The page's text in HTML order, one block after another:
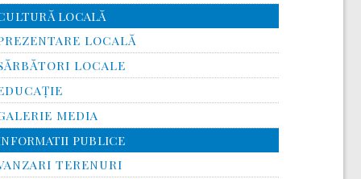
LOCALĂ
LOCALĂ
LOCALE
MEDIA
PUBLICE
TERENURI